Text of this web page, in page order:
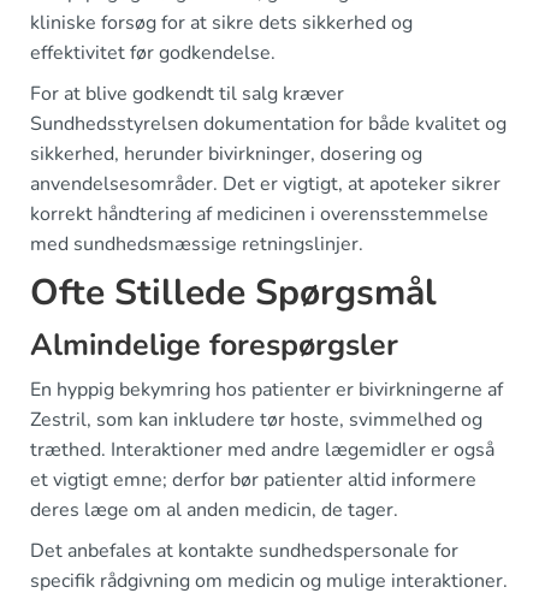
kliniske forsøg for at sikre dets sikkerhed og
effektivitet før godkendelse.
For at blive godkendt til salg kræver
Sundhedsstyrelsen dokumentation for både kvalitet og
sikkerhed, herunder bivirkninger, dosering og
anvendelsesområder. Det er vigtigt, at apoteker sikrer
korrekt håndtering af medicinen i overensstemmelse
med sundhedsmæssige retningslinjer.
Ofte Stillede Spørgsmål
Almindelige forespørgsler
En hyppig bekymring hos patienter er bivirkningerne af
Zestril, som kan inkludere tør hoste, svimmelhed og
træthed. Interaktioner med andre lægemidler er også
et vigtigt emne; derfor bør patienter altid informere
deres læge om al anden medicin, de tager.
Det anbefales at kontakte sundhedspersonale for
specifik rådgivning om medicin og mulige interaktioner.